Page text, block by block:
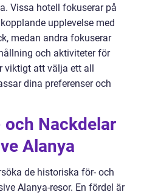
Vissa hotell fokuserar på
upplevelse med
medan andra fokuserar
och aktiviteter för
viktigt att välja ett all
dina preferenser och
Nackdelar
Alanya
de historiska för- och
Alanya-resor. En fördel är